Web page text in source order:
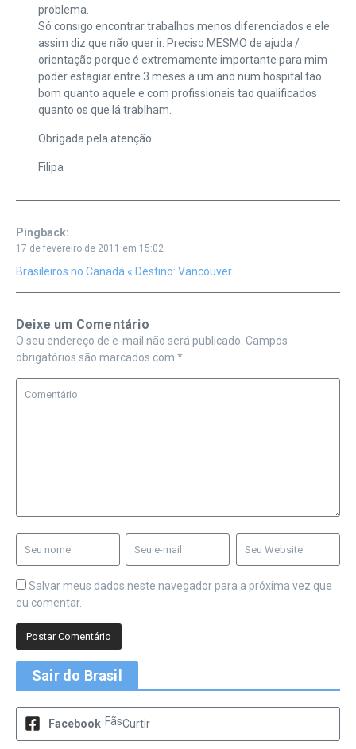
problema.
Só consigo encontrar trabalhos menos diferenciados e ele
assim diz que não quer ir. Preciso MESMO de ajuda /
orientação porque é extremamente importante para mim
poder estagiar entre 3 meses a um ano num hospital tao
bom quanto aquele e com profissionais tao qualificados
quanto os que lá trablham.
Obrigada pela atenção
Filipa
Pingback:
17 de fevereiro de 2011 em 15:02
Brasileiros no Canadá « Destino: Vancouver
Deixe um Comentário
O seu endereço de e-mail não será publicado. Campos
obrigatórios são marcados com *
Salvar meus dados neste navegador para a próxima vez que
eu comentar.
Sair do Brasil
Facebook FãsCurtir